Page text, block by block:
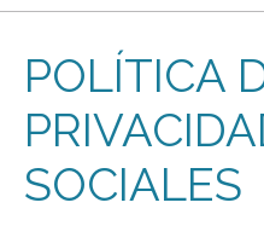
POLÍTICA
SOCIALES